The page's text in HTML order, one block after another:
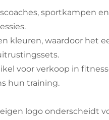
sportkampen
kleuren, waardoor het
voor verkoop in
hun training.
logo onderscheidt